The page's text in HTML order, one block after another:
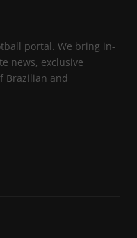
portal. We bring in-
news, exclusive
Brazilian and